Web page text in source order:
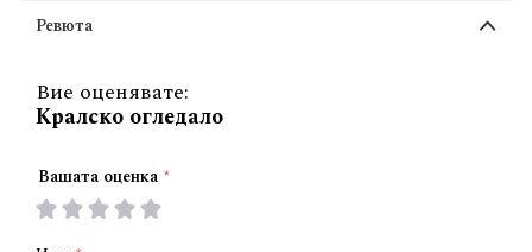
Ревюта
Вие оценявате:
Кралско огледало
Вашата оценка
1
2
3
4